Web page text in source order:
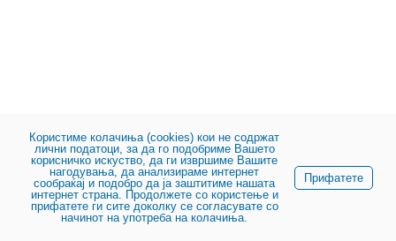
Користиме колачиња (cookies) кои не содржат
лични податоци, за да го подобриме Вашето
корисничко искуство, да ги извршиме Вашите
нагодувања, да анализираме интернет
сообраќај и подобро да ја заштитиме нашата
интернет страна. Продолжете со користење и
прифатете ги сите доколку се согласувате со
начинот на употреба на колачиња.
Прифатете